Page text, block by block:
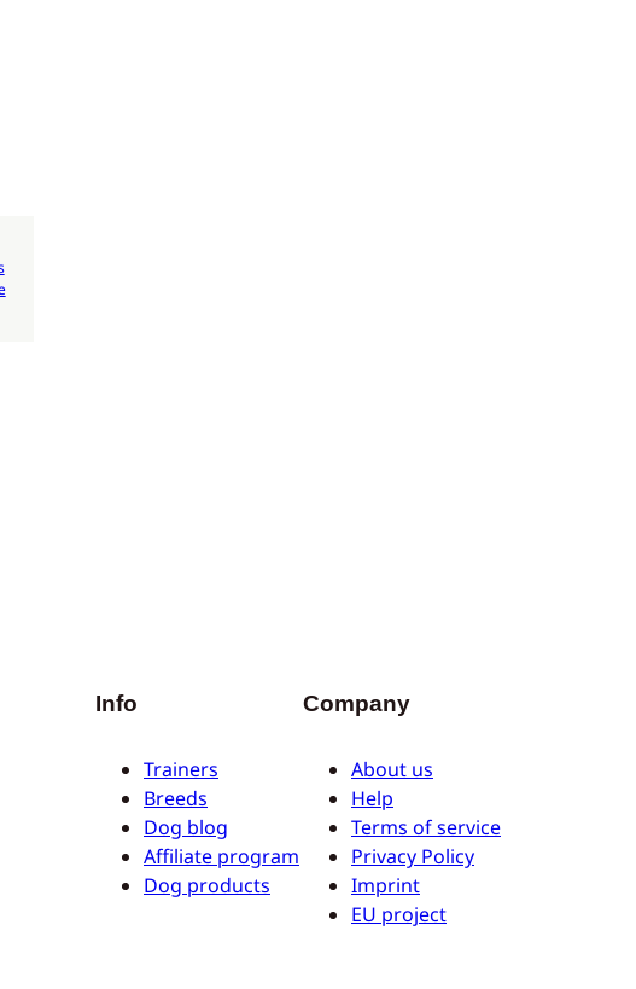
Info
Trainers
Breeds
Dog blog
Affiliate program
Dog products
Company
About us
Help
Terms of service
Privacy Policy
Imprint
EU project